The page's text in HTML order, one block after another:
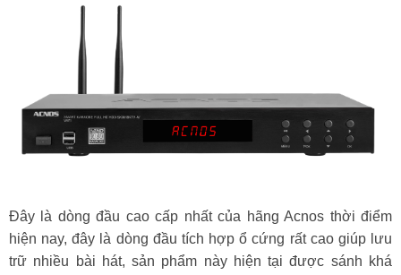
Đây là dòng đầu cao cấp nhất của hãng Acnos thời điểm
hiện nay, đây là dòng đầu tích hợp ổ cứng rất cao giúp lưu
trữ nhiều bài hát, sản phẩm này hiện tại được sánh khá